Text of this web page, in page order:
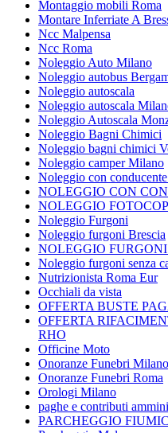
Montaggio mobili Roma
Montare Inferriate A
Ncc Malpensa
Ncc Roma
Noleggio Auto Milano
Noleggio autobus
Noleggio autoscala
Noleggio autoscala
Noleggio Autoscala
Noleggio Bagni Chimici
Noleggio bagni chimici
Noleggio camper Milano
Noleggio con
NOLEGGIO CON
NOLEGGIO
Noleggio Furgoni
Noleggio furgoni Brescia
NOLEGGIO
Noleggio furgoni senza
Nutrizionista Roma Eur
Occhiali da vista
OFFERTA BUSTE
OFFERTA
RHO
Officine Moto
Onoranze Funebri Milano
Onoranze Funebri Roma
Orologi Milano
paghe e contributi
PARCHEGGIO